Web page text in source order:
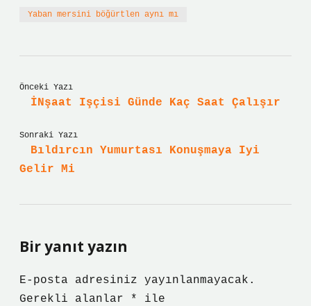
Yaban mersini böğürtlen aynı mı
Önceki Yazı
İNşaat Işçisi Günde Kaç Saat Çalışır
Sonraki Yazı
Bıldırcın Yumurtası Konuşmaya Iyi
Gelir Mi
Bir yanıt yazın
E-posta adresiniz yayınlanmayacak.
Gerekli alanlar
*
ile